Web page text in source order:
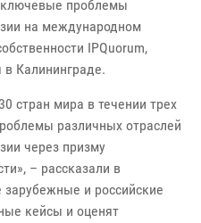
ключевые проблемы
на международном
IPQuorum,
Калининграде.
стран мира в течении трех
различных отраслей
через призму
– рассказали в
и российские
кейсы и оценят